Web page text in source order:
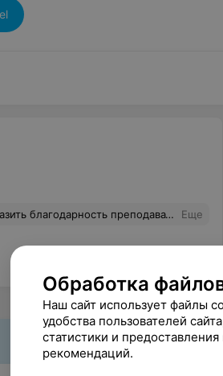
С удовольствием продолжила бы обучение у этого преподавателя на более высоком уровне. Девочки, всем желающим, рекомендую. Еще
Обработка
Наш сайт использует файлы
удобства пользователей
статистики и
рекомендаций.